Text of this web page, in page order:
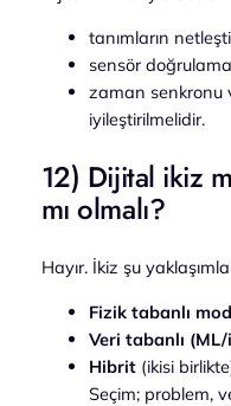
tanımların
sensör
zaman senkronu
iyileştirilmelidir.
12) Dijital ikiz
mı olmalı?
Hayır. İkiz şu
Fizik tabanlı
Veri tabanlı
Hibrit(ikisi
Seçim; problem,